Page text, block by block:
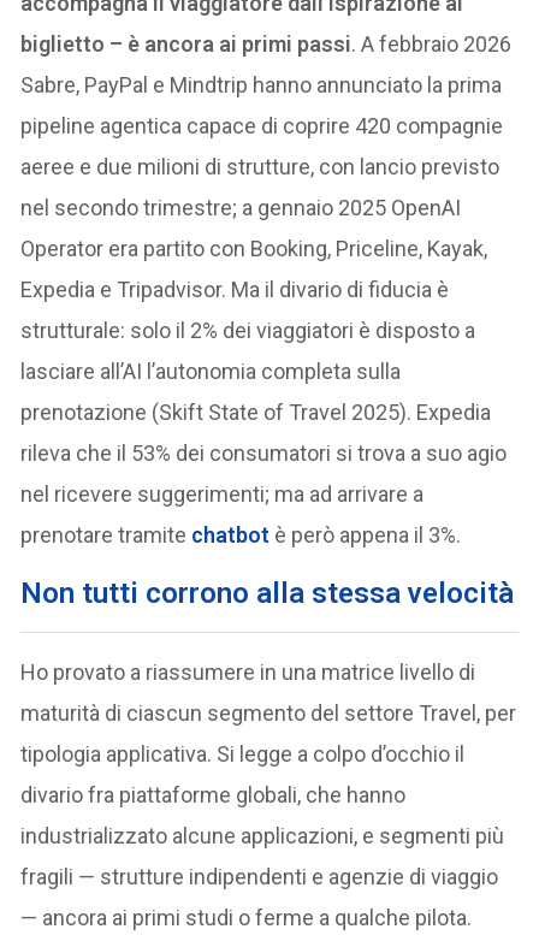
biglietto – è ancora ai primi passi. A febbraio 2026
Sabre, PayPal e Mindtrip hanno annunciato la prima
pipeline agentica capace di coprire 420 compagnie
aeree e due milioni di strutture, con lancio previsto
nel secondo trimestre; a gennaio 2025 OpenAI
Operator era partito con Booking, Priceline, Kayak,
Expedia e Tripadvisor. Ma il divario di fiducia è
strutturale: solo il 2% dei viaggiatori è disposto a
lasciare all’AI l’autonomia completa sulla
prenotazione (Skift State of Travel 2025). Expedia
rileva che il 53% dei consumatori si trova a suo agio
nel ricevere suggerimenti; ma ad arrivare a
prenotare tramite chatbot è però appena il 3%.
Non tutti corrono alla stessa velocità
Ho provato a riassumere in una matrice livello di
maturità di ciascun segmento del settore Travel, per
tipologia applicativa. Si legge a colpo d’occhio il
divario fra piattaforme globali, che hanno
industrializzato alcune applicazioni, e segmenti più
fragili — strutture indipendenti e agenzie di viaggio
— ancora ai primi studi o ferme a qualche pilota.